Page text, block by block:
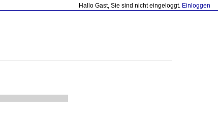
Hallo Gast, Sie sind nicht eingeloggt. Einloggen